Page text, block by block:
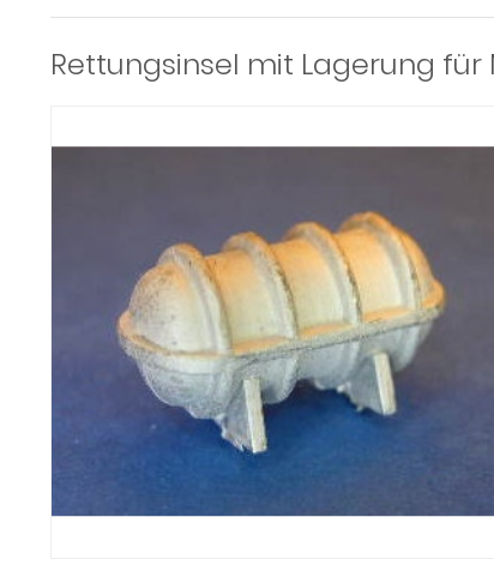
Rettungsinsel mit Lagerung für